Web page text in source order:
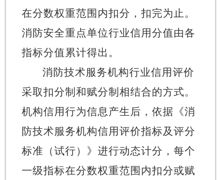
在分数权重范围内扣分，扣完为止。
消防安全重点单位行业信用分值由各
指标分值累计得出。
消防技术服务机构行业信用评价
采取扣分制和赋分制相结合的方式。
机构信用行为信息产生后，依据《消
防技术服务机构信用评价指标及评分
标准（试行）》进行动态计分，每个
一级指标在分数权重范围内扣分或赋